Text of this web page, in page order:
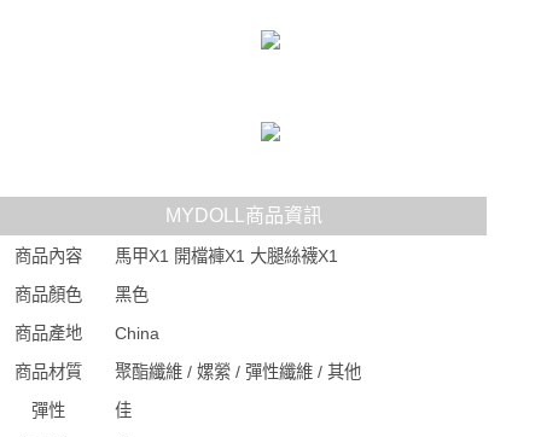
MYDOLL商品資訊
商品內容
馬甲X1 開檔褲X1 大腿絲襪X1
商品顏色
黑色
商品產地
China
商品材質
聚酯纖維 / 嫘縈 / 彈性纖維 / 其他
彈性
佳